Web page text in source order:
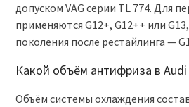
допуском VAG серии TL 774. Для
применяются G12+, G12++ или
поколения после рестайлинга —
Какой объём антифриза в Audi
Объём системы охлаждения